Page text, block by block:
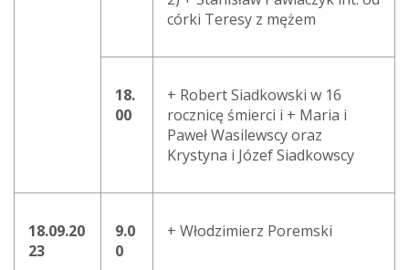
córki Teresy z mężem
18.
00
+ Robert Siadkowski w 16
rocznicę śmierci i + Maria i
Paweł Wasilewscy oraz
Krystyna i Józef Siadkowscy
18.09.20
23
9.0
0
+ Włodzimierz Poremski